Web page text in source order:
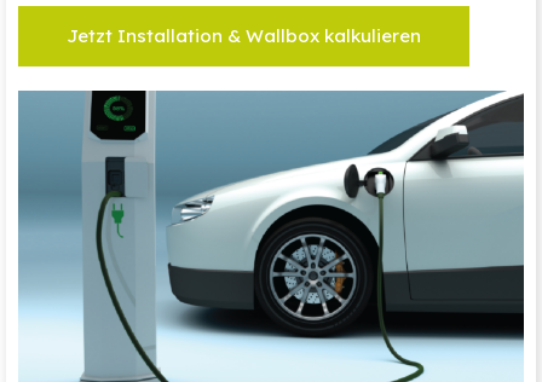
Jetzt Installation & Wallbox kalkulieren